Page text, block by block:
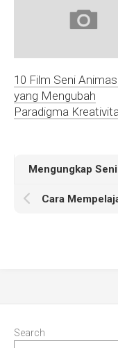
10 Film Seni
yang Mengubah
Paradigma
Search